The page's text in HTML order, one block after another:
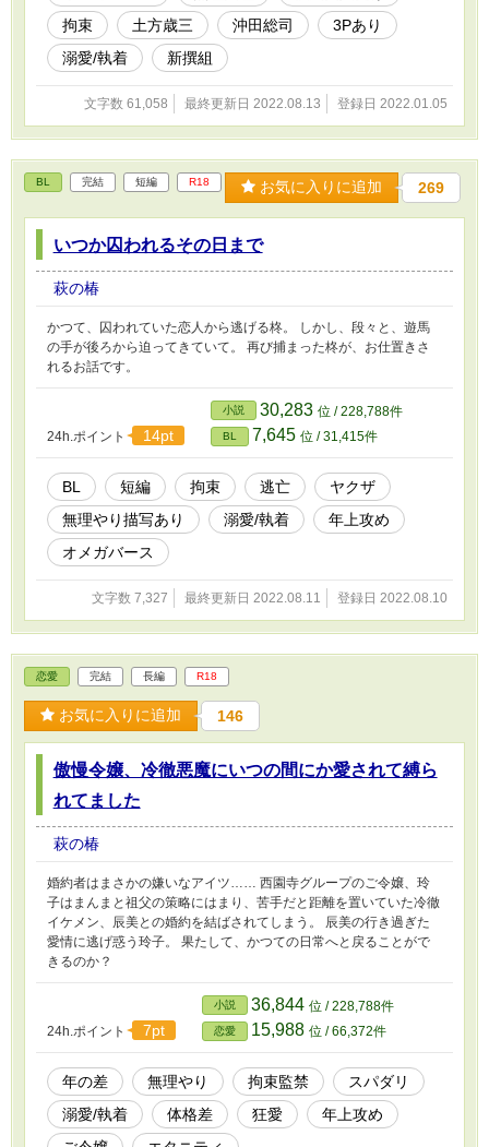
拘束
土方歳三 沖田総司
3Pあり
溺愛/執着
新撰組
文字数 61,058 最終更新日 2022.08.13 登録日 2022.01.05
BL 完結 短編 R18 お気に入りに追加 269
いつか囚われるその日まで
萩の椿
かつて、囚われていた恋人から逃げる柊。 しかし、段々と、遊馬
の手が後ろから迫ってきていて。 再び捕まった柊が、お仕置きさ
れるお話です。
24h.ポイント 14pt
小説 30,283 位 / 228,788件
BL 7,645 位 / 31,415件
BL 短編 拘束 逃亡
ヤクザ
無理やり描写あり
溺愛/執着
年上攻め
オメガバース
文字数 7,327 最終更新日 2022.08.11 登録日 2022.08.10
恋愛 完結 長編 R18
お気に入りに追加 146
傲慢令嬢、冷徹悪魔にいつの間にか愛されて縛ら
れてました
萩の椿
婚約者はまさかの嫌いなアイツ…… 西園寺グループのご令嬢、玲
子はまんまと祖父の策略にはまり、苦手だと距離を置いていた冷徹
イケメン、辰美との婚約を結ばされてしまう。 辰美の行き過ぎた
愛情に逃げ惑う玲子。 果たして、かつての日常へと戻ることがで
きるのか？
24h.ポイント 7pt
小説 36,844 位 / 228,788件
恋愛 15,988 位 / 66,372件
年の差 無理やり 拘束監禁
スパダリ
溺愛/執着
体格差 狂愛
年上攻め